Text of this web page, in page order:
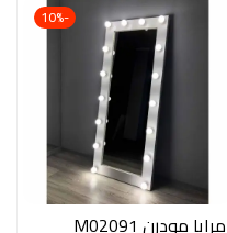
-10%
مرايا مودرن M02091